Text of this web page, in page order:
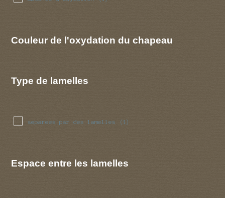
Couleur de l'oxydation du chapeau
Type de lamelles
separees par des lamelles (1)
Espace entre les lamelles